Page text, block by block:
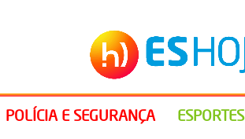
POLÍCIA E SEGURANÇA ESPORTES